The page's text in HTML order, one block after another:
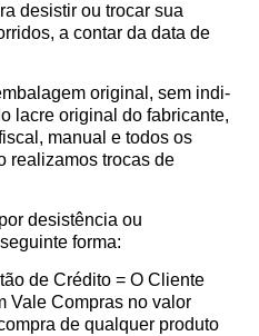
desistir ou trocar sua
a contar da data de
original, sem indi­
lacre original do fabricante,
manual e todos os
realizamos trocas de
desistência ou
forma:
de Crédito = O Cliente
Vale Compras no valor
de qualquer produto